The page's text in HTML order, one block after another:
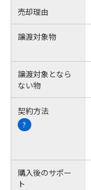
売却理由
譲渡対象物
譲渡対象となら
ない物
契約方法
?
購入後のサポー
ト